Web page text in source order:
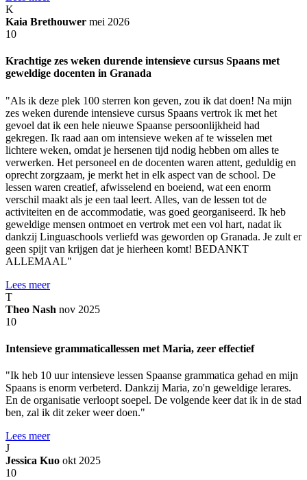
K
Kaia Brethouwer mei 2026
10
Krachtige zes weken durende intensieve cursus Spaans met
geweldige docenten in Granada
"Als ik deze plek 100 sterren kon geven, zou ik dat doen! Na mijn
zes weken durende intensieve cursus Spaans vertrok ik met het
gevoel dat ik een hele nieuwe Spaanse persoonlijkheid had
gekregen. Ik raad aan om intensieve weken af te wisselen met
lichtere weken, omdat je hersenen tijd nodig hebben om alles te
verwerken. Het personeel en de docenten waren attent, geduldig en
oprecht zorgzaam, je merkt het in elk aspect van de school. De
lessen waren creatief, afwisselend en boeiend, wat een enorm
verschil maakt als je een taal leert. Alles, van de lessen tot de
activiteiten en de accommodatie, was goed georganiseerd. Ik heb
geweldige mensen ontmoet en vertrok met een vol hart, nadat ik
dankzij Linguaschools verliefd was geworden op Granada. Je zult er
geen spijt van krijgen dat je hierheen komt! BEDANKT
ALLEMAAL"
Lees meer
T
Theo Nash nov 2025
10
Intensieve grammaticallessen met Maria, zeer effectief
"Ik heb 10 uur intensieve lessen Spaanse grammatica gehad en mijn
Spaans is enorm verbeterd. Dankzij Maria, zo'n geweldige lerares.
En de organisatie verloopt soepel. De volgende keer dat ik in de stad
ben, zal ik dit zeker weer doen."
Lees meer
J
Jessica Kuo okt 2025
10